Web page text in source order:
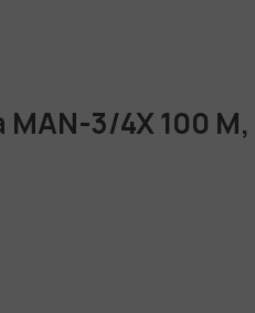
3/4X 100 M,